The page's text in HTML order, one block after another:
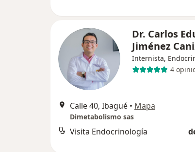
Dr. Carlos
Jiménez
Internista,
4
Calle 40, Ibagué • Mapa
Dimetabolismo sas
Visita Endocrinología